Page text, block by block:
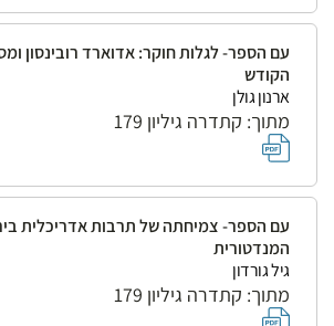
עם הספר- לגלות חוקר: אדוארד רובינסון
הקודש
ארנון גולן
מתוך: קתדרה גיליון 179
עם הספר- צמיחתה של תרבות אדריכלית
המנדטורית
גיל גורדון
מתוך: קתדרה גיליון 179